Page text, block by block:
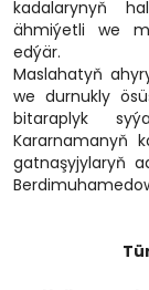
kadalarynyň
ähmiýetli we
edýär.
Maslahatyň
we durnukly
bitaraplyk
Kararnamanyň
gatnaşyjylaryň